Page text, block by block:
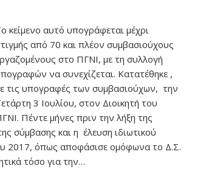
κείμενο αυτό υπογράφεται μέχρι
από 70 και πλέον συμβασιούχους
στο ΠΓΝΙ, με τη συλλογή
να συνεχίζεται. Κατατέθηκε ,
τις υπογραφές των συμβασιούχων, την
3 Ιουλίου, στον Διοικητή του
Πέντε μήνες πριν την λήξη της
σύμβασης και η έλευση ιδιωτικού
2017, όπως αποφάσισε ομόφωνα το Δ.Σ.
τόσο για την…